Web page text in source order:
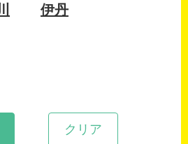
伊丹
クリア